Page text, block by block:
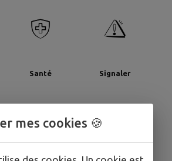
Santé Signaler
mes cookies 🍪